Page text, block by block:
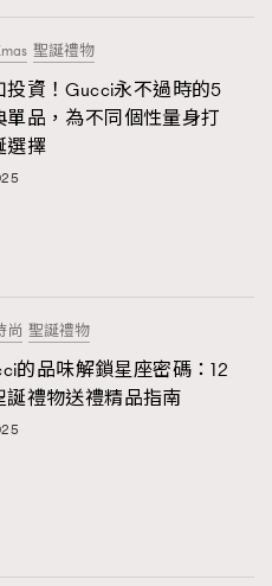
聖誕禮物
投資！Gucci永不過時的5
單品，為不同個性量身打
選擇
尚 聖誕禮物
的品味解鎖星座密碼：12
誕禮物送禮精品指南